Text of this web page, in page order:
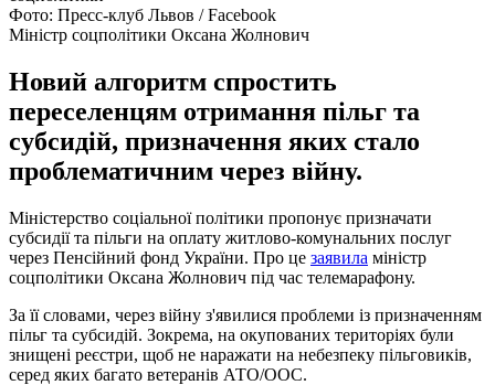
Фото: Пресс-клуб Львов / Facebook
Міністр соцполітики Оксана Жолнович
Новий алгоритм спростить
переселенцям отримання пільг та
субсидій, призначення яких стало
проблематичним через війну.
Міністерство соціальної політики пропонує призначати
субсидії та пільги на оплату житлово-комунальних послуг
через Пенсійний фонд України. Про це заявила міністр
соцполітики Оксана Жолнович під час телемарафону.
За її словами, через війну з'явилися проблеми із призначенням
пільг та субсидій. Зокрема, на окупованих територіях були
знищені реєстри, щоб не наражати на небезпеку пільговиків,
серед яких багато ветеранів АТО/ООС.